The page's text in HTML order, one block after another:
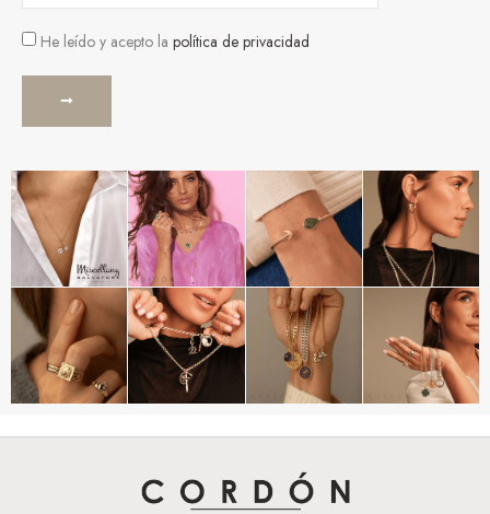
He leído y acepto la política de privacidad